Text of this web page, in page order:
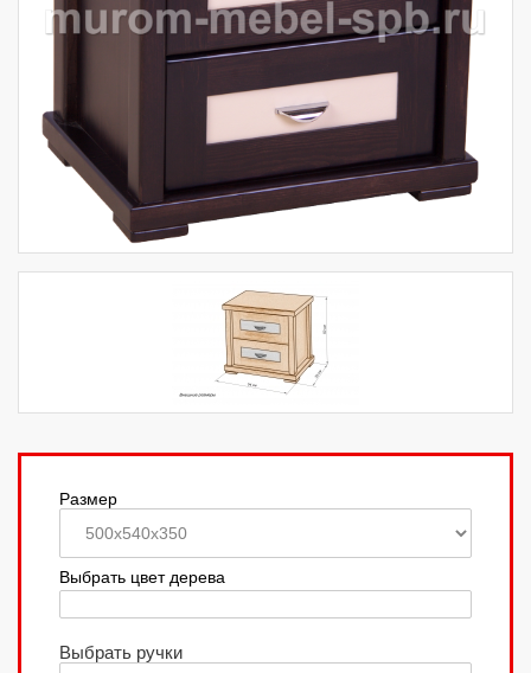
Размер
Выбрать цвет дерева
Выбрать ручки